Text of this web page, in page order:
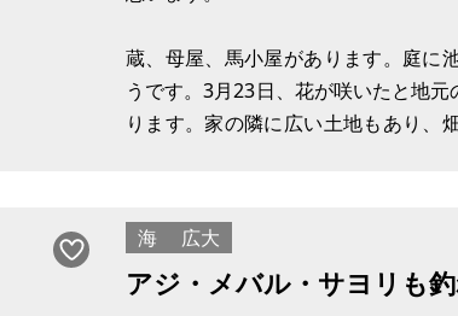
蔵、母屋、馬小屋があります。庭に
うです。3月23日、花が咲いたと地
ります。家の隣に広い土地もあり、
海 広大
アジ・メバル・サヨリも